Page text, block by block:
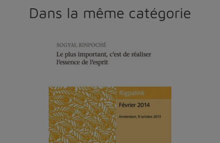
Dans la même catégorie